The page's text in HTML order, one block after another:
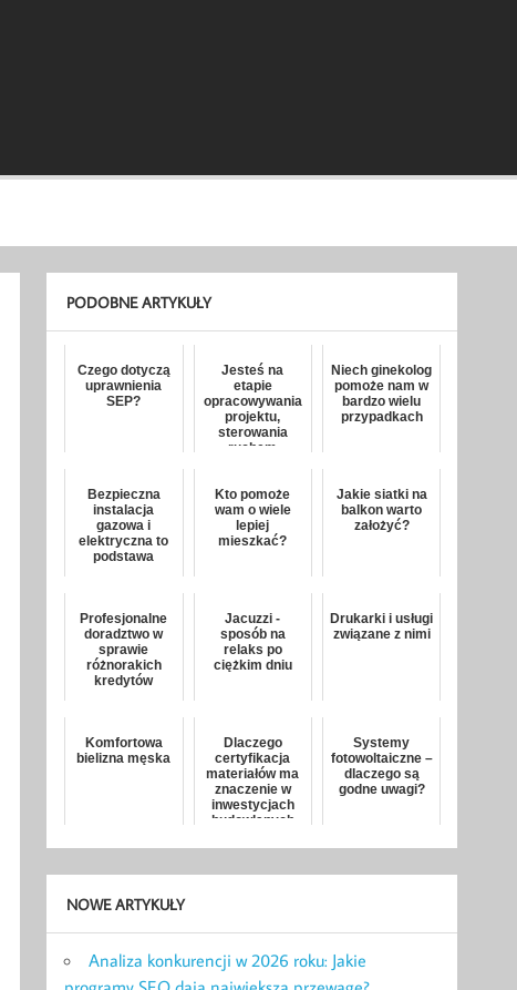
PODOBNE ARTYKUŁY
Czego dotyczą
uprawnienia
SEP?
Jesteś na
etapie
opracowywania
projektu,
sterowania
ruchem
Niech ginekolog
pomoże nam w
bardzo wielu
przypadkach
Bezpieczna
instalacja
gazowa i
elektryczna to
podstawa
Kto pomoże
wam o wiele
lepiej
mieszkać?
Jakie siatki na
balkon warto
założyć?
Profesjonalne
doradztwo w
sprawie
różnorakich
kredytów
Jacuzzi -
sposób na
relaks po
ciężkim dniu
Drukarki i usługi
związane z nimi
Komfortowa
bielizna męska
Dlaczego
certyfikacja
materiałów ma
znaczenie w
inwestycjach
budowlanych
Systemy
fotowoltaiczne –
dlaczego są
godne uwagi?
NOWE ARTYKUŁY
Analiza konkurencji w 2026 roku: Jakie